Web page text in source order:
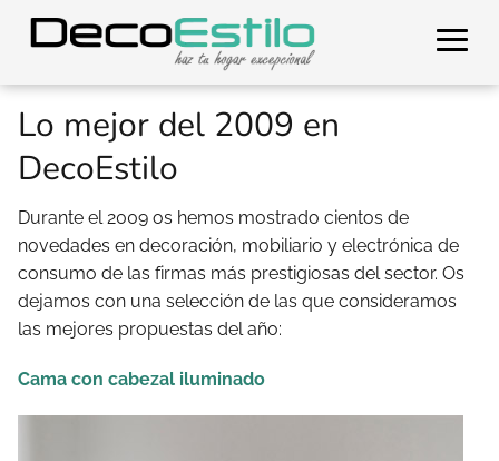
Lo mejor del 2009 en
DecoEstilo
Durante el 2009 os hemos mostrado cientos de
novedades en decoración, mobiliario y electrónica de
consumo de las firmas más prestigiosas del sector. Os
dejamos con una selección de las que consideramos
las mejores propuestas del año:
Cama con cabezal iluminado